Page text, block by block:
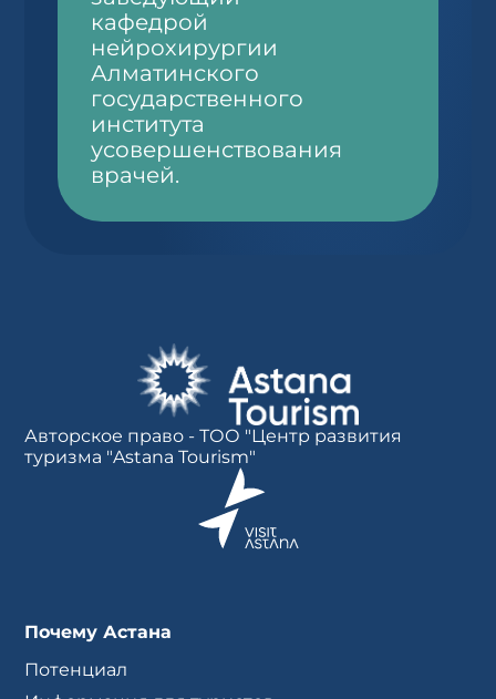
кафедрой
нейрохирургии
Алматинского
государственного
института
усовершенствования
врачей.
Авторское право - ТОО "Центр развития
туризма "Astana Tourism"
Почему Астана
Потенциал